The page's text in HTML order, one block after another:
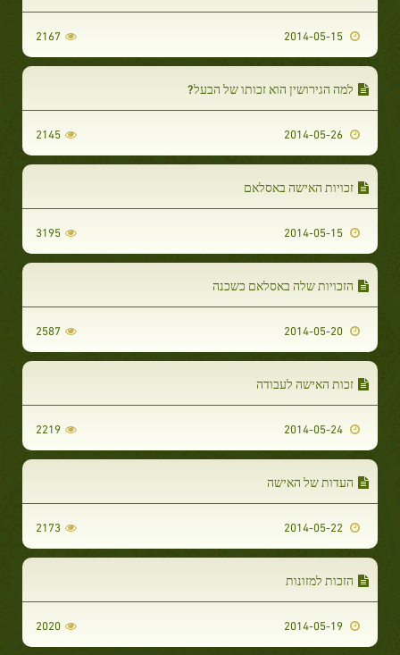
2167
למה הגירושין הוא זכותו של הבעל?
2145
זכויות האישה באסלאם
3195
הזכויות שלה באסלאם כשכנה
2587
זכות האישה לעבודה
2219
העדות של האישה
2173
הזכות למזונות
2020